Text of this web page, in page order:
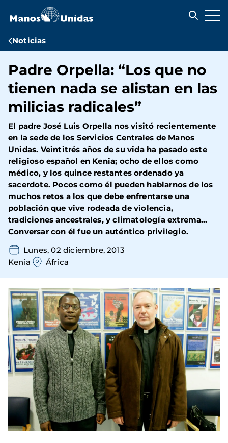
contenido
Ruta
navegación
Noticias
Padre Orpella: “Los que no
tienen nada se alistan en las
milicias radicales”
El padre José Luis Orpella nos visitó recientemente
en la sede de los Servicios Centrales de Manos
Unidas. Veintitrés años de su vida ha pasado este
religioso español en Kenia; ocho de ellos como
médico, y los quince restantes ordenado ya
sacerdote. Pocos como él pueden hablarnos de los
muchos retos a los que debe enfrentarse una
población que vive rodeada de violencia,
tradiciones ancestrales, y climatología extrema…
Conversar con él fue un auténtico privilegio.
Lunes, 02 diciembre, 2013
Kenia
África